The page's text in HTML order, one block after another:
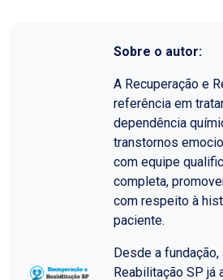
Sobre o autor:
A Recuperação e
referência em
dependência
transtornos
com equipe
completa,
com respeito à
paciente.
Desde a
Reabilitação SP já